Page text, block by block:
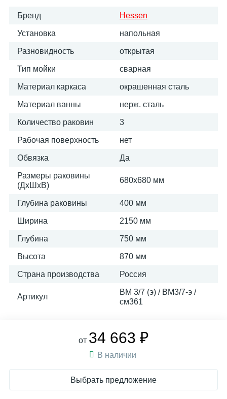
Бренд Hessen
Установка напольная
Разновидность открытая
Тип мойки сварная
Материал каркаса окрашенная сталь
Материал ванны нерж. сталь
Количество раковин 3
Рабочая поверхность нет
Обвязка Да
Размеры раковины
(ДхШхВ)
680х680 мм
Глубина раковины 400 мм
Ширина 2150 мм
Глубина 750 мм
Высота 870 мм
Страна производства Россия
Артикул
ВМ 3/7 (э) / ВМ3/7-э /
см361
от 34 663 ₽
В наличии
Выбрать предложение